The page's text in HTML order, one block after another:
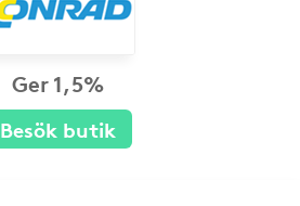
Ger 1,5%
Besök butik